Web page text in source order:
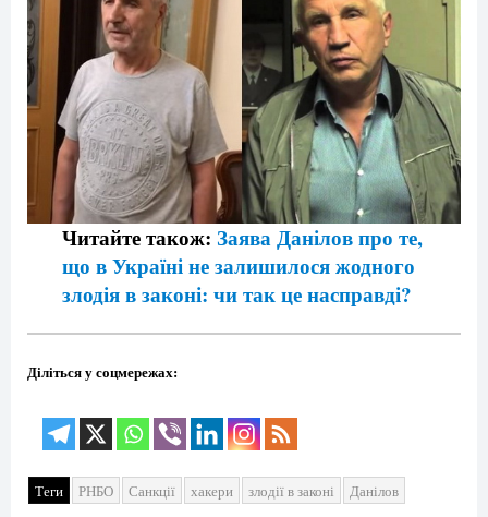
Читайте також: Заява Данілов про те,
що в Україні не залишилося жодного
злодія в законі: чи так це насправді?
Діліться у соцмережах:
Теги РНБО Санкції хакери злодії в законі Данілов